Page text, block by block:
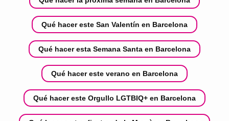
Qué hacer este San Valentín en Barcelona
Qué hacer esta Semana Santa en Barcelona
Qué hacer este verano en Barcelona
Qué hacer este Orgullo LGTBIQ+ en Barcelona